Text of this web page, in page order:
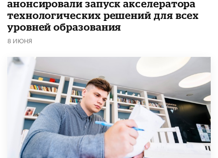
анонсировали запуск акселератора
технологических решений для всех
уровней образования
8 ИЮНЯ